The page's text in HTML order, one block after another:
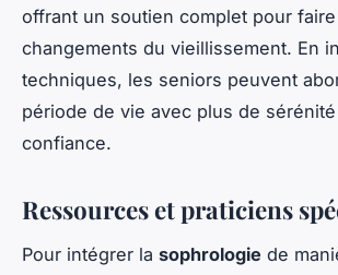
offrant un soutien complet pour
changements du vieillissement. En
techniques, les seniors peuvent
période de vie avec plus de
confiance.
Ressources et praticiens
Pour intégrer la sophrologie de